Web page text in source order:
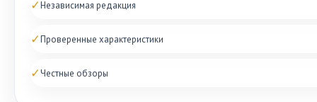
✓Независимая редакция
✓Проверенные характеристики
✓Честные обзоры